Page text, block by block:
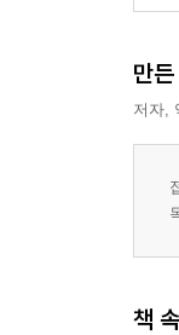
만
저자,
책